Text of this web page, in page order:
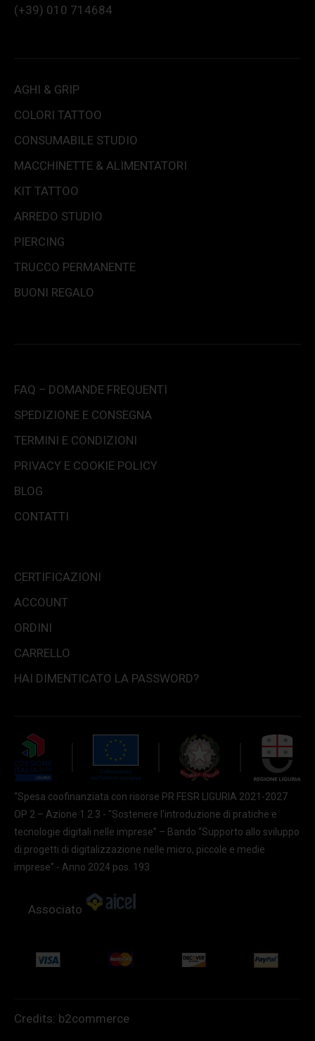
(+39) 010 714684
AGHI & GRIP
COLORI TATTOO
CONSUMABILE STUDIO
MACCHINETTE & ALIMENTATORI
KIT TATTOO
ARREDO STUDIO
PIERCING
TRUCCO PERMANENTE
BUONI REGALO
FAQ – DOMANDE FREQUENTI
SPEDIZIONE E CONSEGNA
TERMINI E CONDIZIONI
PRIVACY E COOKIE POLICY
BLOG
CONTATTI
CERTIFICAZIONI
ACCOUNT
ORDINI
CARRELLO
HAI DIMENTICATO LA PASSWORD?
“Spesa coofinanziata con risorse PR FESR LIGURIA 2021-2027
OP 2 – Azione 1.2.3 - "Sostenere l'introduzione di pratiche e
tecnologie digitali nelle imprese” – Bando “Supporto allo sviluppo
di progetti di digitalizzazione nelle micro, piccole e medie
imprese” - Anno 2024 pos. 193
Associato
Credits: b2commerce